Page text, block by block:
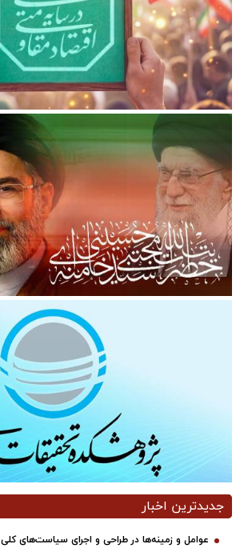
جدیدترین اخبار
عوامل و زمینه‌ها در طراحی و اجرای سیاست‌های کلی